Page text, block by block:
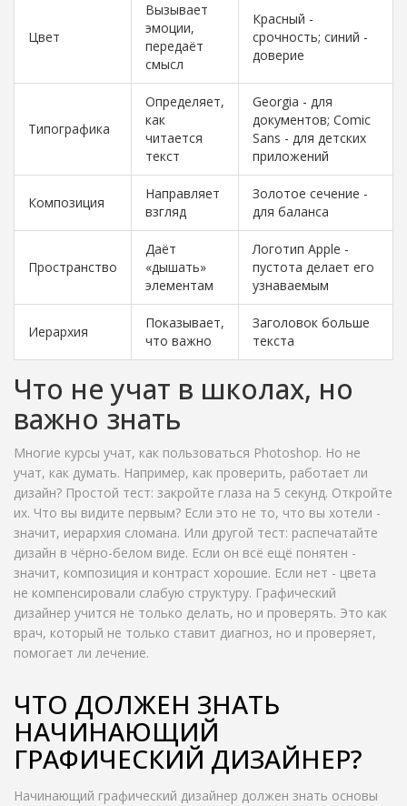
Цвет
Вызывает
эмоции,
передаёт
смысл
Красный -
срочность; синий -
доверие
Типографика
Определяет,
как
читается
текст
Georgia - для
документов; Comic
Sans - для детских
приложений
Композиция
Направляет
взгляд
Золотое сечение -
для баланса
Пространство
Даёт
«дышать»
элементам
Логотип Apple -
пустота делает его
узнаваемым
Иерархия
Показывает,
что важно
Заголовок больше
текста
Что не учат в школах, но
важно знать
Многие курсы учат, как пользоваться Photoshop. Но не
учат, как думать. Например, как проверить, работает ли
дизайн? Простой тест: закройте глаза на 5 секунд. Откройте
их. Что вы видите первым? Если это не то, что вы хотели -
значит, иерархия сломана. Или другой тест: распечатайте
дизайн в чёрно-белом виде. Если он всё ещё понятен -
значит, композиция и контраст хорошие. Если нет - цвета
не компенсировали слабую структуру. Графический
дизайнер учится не только делать, но и проверять. Это как
врач, который не только ставит диагноз, но и проверяет,
помогает ли лечение.
ЧТО ДОЛЖЕН ЗНАТЬ
НАЧИНАЮЩИЙ
ГРАФИЧЕСКИЙ ДИЗАЙНЕР?
Начинающий графический дизайнер должен знать основы